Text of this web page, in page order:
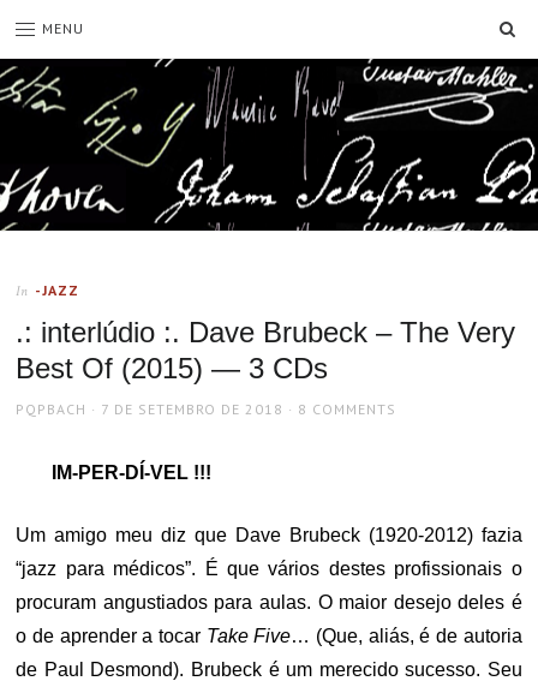
MENU
In -JAZZ
.: interlúdio :. Dave Brubeck – The Very
Best Of (2015) — 3 CDs
AUTHOR
PQPBACH
POSTED
7 DE SETEMBRO DE 2018 8 COMMENTS
IM-PER-DÍ-VEL !!!
Um amigo meu diz que Dave Brubeck (1920-2012) fazia
“jazz para médicos”. É que vários destes profissionais o
procuram angustiados para aulas. O maior desejo deles é
o de aprender a tocar Take Five… (Que, aliás, é de autoria
de Paul Desmond). Brubeck é um merecido sucesso. Seu